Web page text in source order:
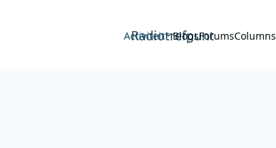
Radiotrefpunt
Activiteit BlogsForumsColumns